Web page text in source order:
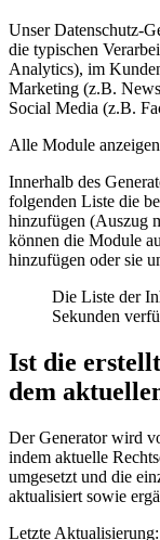
Unser Datenschutz-
die typischen
Analytics), im
Marketing (z.B.
Social Media (z.B.
Alle Module anzeigen
Innerhalb des
folgenden Liste die
hinzufügen (Auszug
können die Module
hinzufügen oder sie
Die Liste der
Sekunden
Ist die
dem
Der Generator wird
indem aktuelle
umgesetzt und die
aktualisiert sowie
Letzte